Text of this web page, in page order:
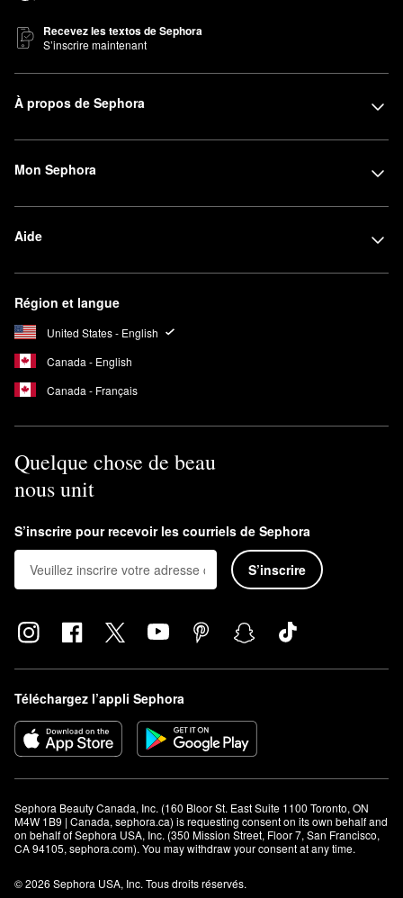
Recevez les textos de Sephora
S’inscrire maintenant
À propos de Sephora
Mon Sephora
Aide
Région et langue
United States - English
Canada - English
Canada - Français
Quelque chose de beau
nous unit
S’inscrire pour recevoir les courriels de Sephora
S’inscrire
Téléchargez l’appli Sephora
Sephora Beauty Canada, Inc. (160 Bloor St. East Suite 1100 Toronto, ON
M4W 1B9 | Canada, sephora.ca) is requesting consent on its own behalf and
on behalf of Sephora USA, Inc. (350 Mission Street, Floor 7, San Francisco,
CA 94105, sephora.com). You may withdraw your consent at any time.
© 2026 Sephora USA, Inc. Tous droits réservés.